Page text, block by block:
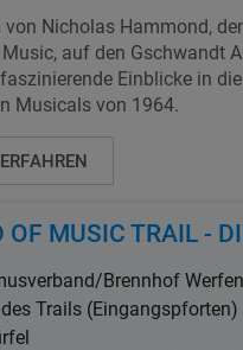
von Nicholas Hammond,
auf den Gschwandt
Einblicke in
Musicals von 1964.
OF MUSIC TRAIL -
Brennhof Werfen
Trails (Eingangspforten)